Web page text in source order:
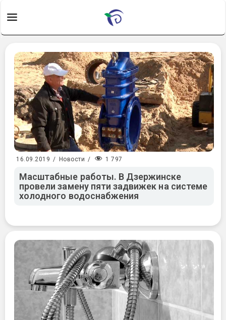
16.09.2019 / Новости / 1 797
Масштабные работы. В Дзержинске
провели замену пяти задвижек на системе
холодного водоснабжения